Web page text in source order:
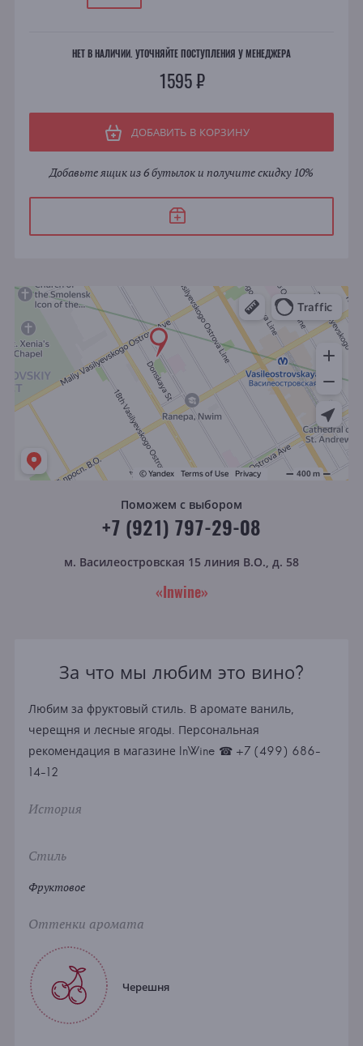
НЕТ В НАЛИЧИИ. УТОЧНЯЙТЕ ПОСТУПЛЕНИЯ У МЕНЕДЖЕРА
1595 ₽
ДОБАВИТЬ В КОРЗИНУ
Добавьте ящик из 6 бутылок и получите скидку 10%
Поможем с выбором
+7 (921) 797-29-08
м. Василеостровская 15 линия В.О., д. 58
«Inwine»
За что мы любим это вино?
Любим за фруктовый стиль. В аромате ваниль,
черещня и лесные ягоды. Персональная
рекомендация в магазине InWine ☎ +7 (499) 686-
14-12
История
Стиль
Фруктовое
Оттенки аромата
Черешня